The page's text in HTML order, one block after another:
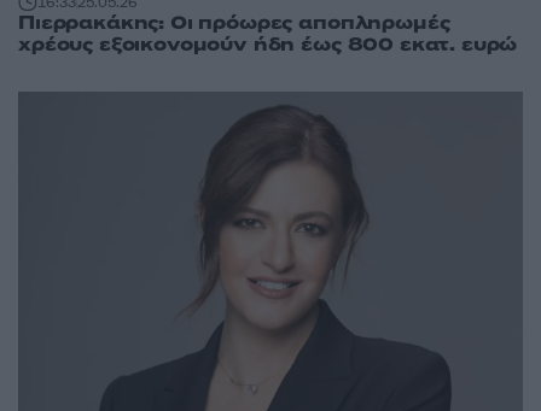
Πιερρακάκης: Οι πρόωρες αποπληρωμές
χρέους εξοικονομούν ήδη έως 800 εκατ. ευρώ